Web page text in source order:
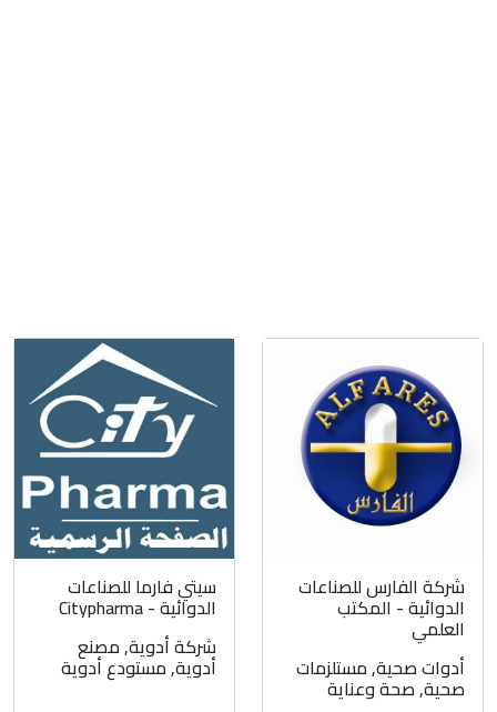
شركة الفارس للصناعات
الدوائية - المكتب
العلمي
أدوات صحية,مستلزمات
صحية,صحة وعناية
سيتي فارما للصناعات
الدوائية - Citypharma
شركة أدوية,مصنع
أدوية,مستودع أدوية